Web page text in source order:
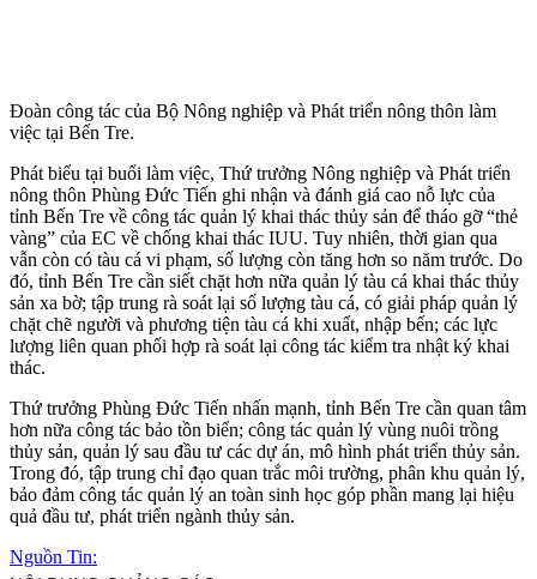
Đoàn công tác của Bộ Nông nghiệp và Phát triển nông thôn làm
việc tại Bến Tre.
Phát biểu tại buổi làm việc, Thứ trưởng Nông nghiệp và Phát triển
nông thôn Phùng Đức Tiến ghi nhận và đánh giá cao nỗ lực của
tỉnh Bến Tre về công tác quản lý khai thác thủy sản để tháo gỡ “thẻ
vàng” của EC về chống khai thác IUU. Tuy nhiên, thời gian qua
vẫn còn có tàu cá vi phạm, số lượng còn tăng hơn so năm trước. Do
đó, tỉnh Bến Tre cần siết chặt hơn nữa quản lý tàu cá khai thác thủy
sản xa bờ; tập trung rà soát lại số lượng tàu cá, có giải pháp quản lý
chặt chẽ người và phương tiện tàu cá khi xuất, nhập bến; các lực
lượng liên quan phối hợp rà soát lại công tác kiểm tra nhật ký khai
thác.
Thứ trưởng Phùng Đức Tiến nhấn mạnh, tỉnh Bến Tre cần quan tâm
hơn nữa công tác bảo tồn biển; công tác quản lý vùng nuôi trồng
thủy sản, quản lý sau đầu tư các dự án, mô hình phát triển thủy sản.
Trong đó, tập trung chỉ đạo quan trắc môi trường, phân khu quản lý,
bảo đảm công tác quản lý an toàn sinh học góp phần mang lại hiệu
quả đầu tư, phát triển ngành thủy sản.
Nguồn Tin: